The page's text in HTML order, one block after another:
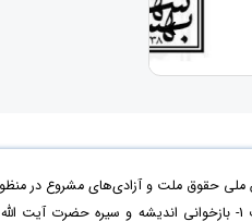
‹
حقوق ملت و آزادی‌های مشروع در